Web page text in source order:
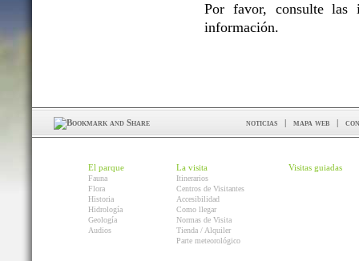
Por favor, consulte las
información.
noticias | mapa web |
El parque
Fauna
Flora
Historia
Hidrología
Geología
Audios
La visita
Itinerarios
Centros de Visitantes
Accesibilidad
Como llegar
Normas de Visita
Tienda / Alquiler
Parte meteorológico
Visitas guiadas